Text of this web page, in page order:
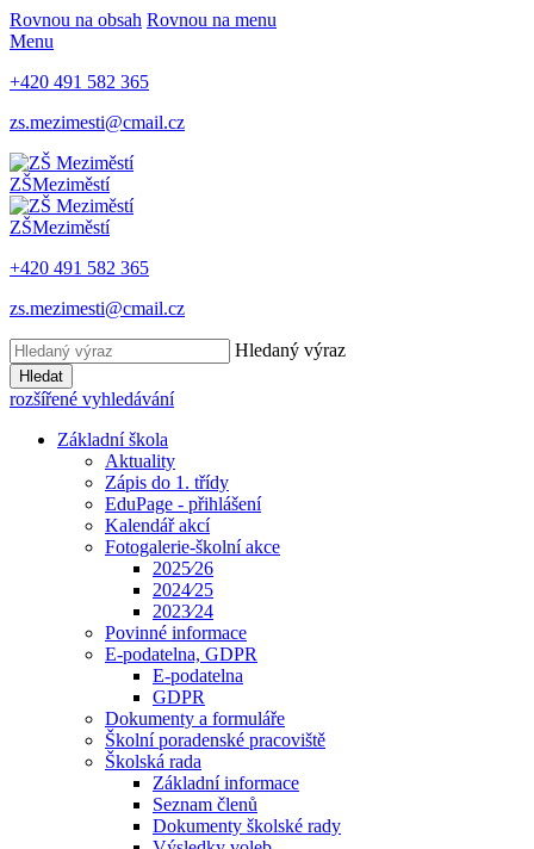
Rovnou na obsah Rovnou na menu
Menu
+420 491 582 365
zs.mezimesti@cmail.cz
ZŠMeziměstí
ZŠMeziměstí
+420 491 582 365
zs.mezimesti@cmail.cz
Hledaný výraz
Hledat
rozšířené vyhledávání
Základní škola
Aktuality
Zápis do 1. třídy
EduPage - přihlášení
Kalendář akcí
Fotogalerie-školní akce
2025⁄26
2024⁄25
2023⁄24
Povinné informace
E-podatelna, GDPR
E-podatelna
GDPR
Dokumenty a formuláře
Školní poradenské pracoviště
Školská rada
Základní informace
Seznam členů
Dokumenty školské rady